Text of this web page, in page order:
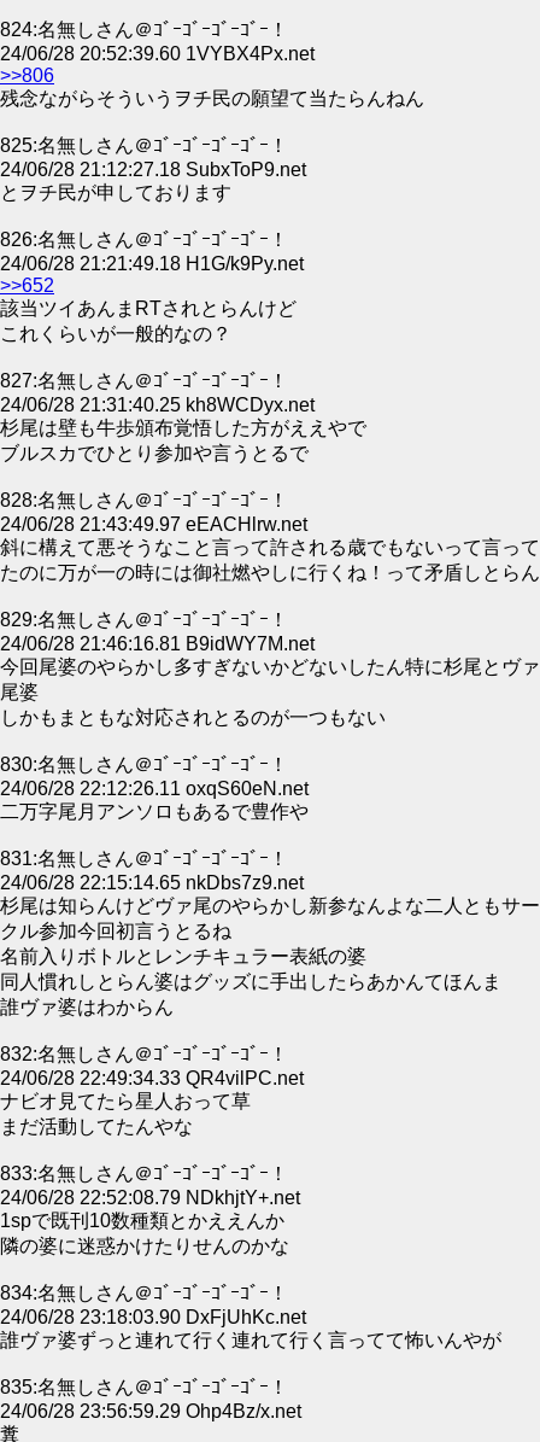
824:名無しさん＠ｺﾞｰｺﾞｰｺﾞｰｺﾞｰ！
24/06/28 20:52:39.60 1VYBX4Px.net
>>806
残念ながらそういうヲチ民の願望て当たらんねん
825:名無しさん＠ｺﾞｰｺﾞｰｺﾞｰｺﾞｰ！
24/06/28 21:12:27.18 SubxToP9.net
とヲチ民が申しております
826:名無しさん＠ｺﾞｰｺﾞｰｺﾞｰｺﾞｰ！
24/06/28 21:21:49.18 H1G/k9Py.net
>>652
該当ツイあんまRTされとらんけど
これくらいが一般的なの？
827:名無しさん＠ｺﾞｰｺﾞｰｺﾞｰｺﾞｰ！
24/06/28 21:31:40.25 kh8WCDyx.net
杉尾は壁も牛歩頒布覚悟した方がええやで
ブルスカでひとり参加や言うとるで
828:名無しさん＠ｺﾞｰｺﾞｰｺﾞｰｺﾞｰ！
24/06/28 21:43:49.97 eEACHlrw.net
斜に構えて悪そうなこと言って許される歳でもないって言って
たのに万が一の時には御社燃やしに行くね！って矛盾しとらん
829:名無しさん＠ｺﾞｰｺﾞｰｺﾞｰｺﾞｰ！
24/06/28 21:46:16.81 B9idWY7M.net
今回尾婆のやらかし多すぎないかどないしたん特に杉尾とヴァ
尾婆
しかもまともな対応されとるのが一つもない
830:名無しさん＠ｺﾞｰｺﾞｰｺﾞｰｺﾞｰ！
24/06/28 22:12:26.11 oxqS60eN.net
二万字尾月アンソロもあるで豊作や
831:名無しさん＠ｺﾞｰｺﾞｰｺﾞｰｺﾞｰ！
24/06/28 22:15:14.65 nkDbs7z9.net
杉尾は知らんけどヴァ尾のやらかし新参なんよな二人ともサー
クル参加今回初言うとるね
名前入りボトルとレンチキュラー表紙の婆
同人慣れしとらん婆はグッズに手出したらあかんてほんま
誰ヴァ婆はわからん
832:名無しさん＠ｺﾞｰｺﾞｰｺﾞｰｺﾞｰ！
24/06/28 22:49:34.33 QR4vilPC.net
ナビオ見てたら星人おって草
まだ活動してたんやな
833:名無しさん＠ｺﾞｰｺﾞｰｺﾞｰｺﾞｰ！
24/06/28 22:52:08.79 NDkhjtY+.net
1spで既刊10数種類とかええんか
隣の婆に迷惑かけたりせんのかな
834:名無しさん＠ｺﾞｰｺﾞｰｺﾞｰｺﾞｰ！
24/06/28 23:18:03.90 DxFjUhKc.net
誰ヴァ婆ずっと連れて行く連れて行く言ってて怖いんやが
835:名無しさん＠ｺﾞｰｺﾞｰｺﾞｰｺﾞｰ！
24/06/28 23:56:59.29 Ohp4Bz/x.net
糞